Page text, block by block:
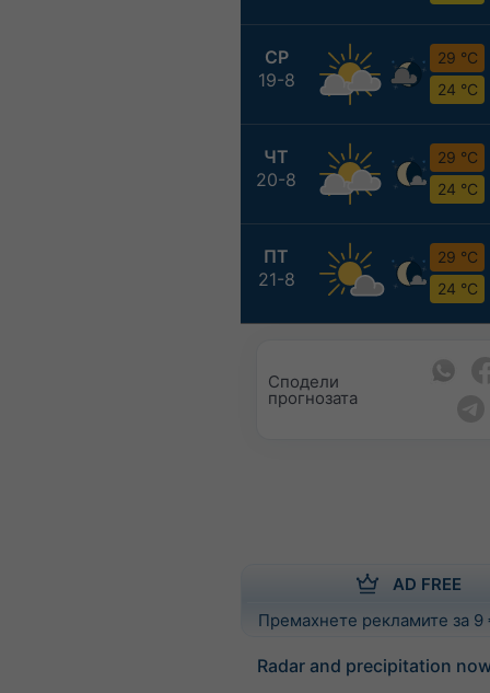
СР
19-8
29 °C
24 °C
ЧТ
20-8
29 °C
24 °C
ПТ
21-8
29 °C
24 °C
Сподели
прогнозата
AD FREE
Премахнете рекламите за
Radar and precipitation